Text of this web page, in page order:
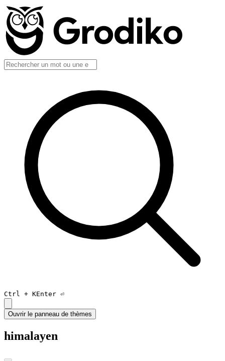
Ctrl + KEnter ⏎
Ouvrir le panneau de thèmes
himalayen